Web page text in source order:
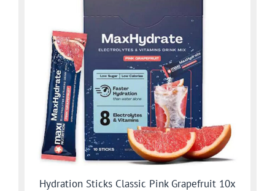
Hydration Sticks Classic Pink Grapefruit 10x